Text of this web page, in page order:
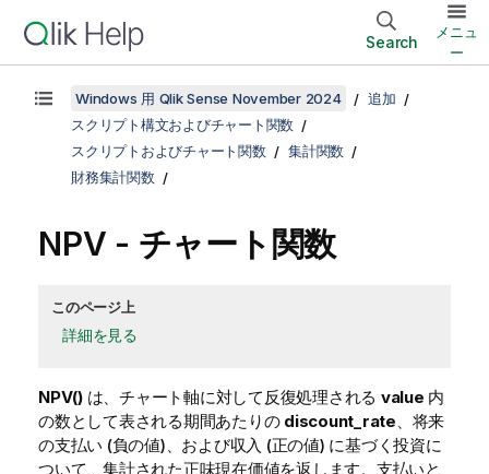
Search
メニュ
ー
Windows 用 Qlik Sense November 2024
追加
スクリプト構文およびチャート関数
スクリプトおよびチャート関数
集計関数
財務集計関数
NPV - チャート関数
このページ上
詳細を見る
NPV()は、チャート軸に対して反復処理される value 内
の数として表される期間あたりの discount_rate、将来
の支払い (負の値)、および収入 (正の値) に基づく投資に
ついて、集計された正味現在価値を返します。支払いと